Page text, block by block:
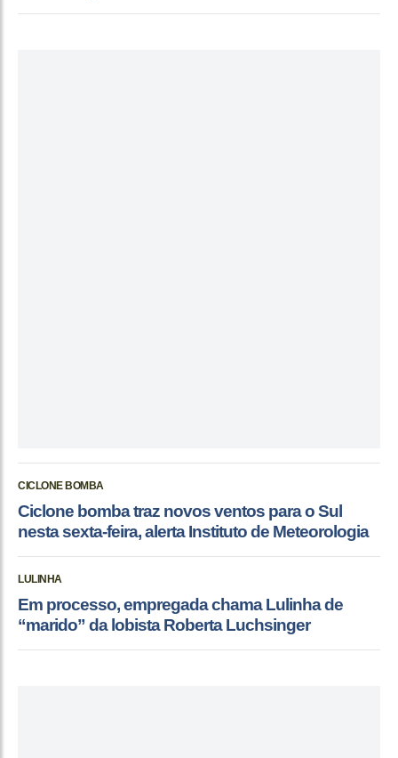
CICLONE BOMBA
Ciclone bomba traz novos ventos para o Sul
nesta sexta-feira, alerta Instituto de Meteorologia
LULINHA
Em processo, empregada chama Lulinha de
“marido” da lobista Roberta Luchsinger